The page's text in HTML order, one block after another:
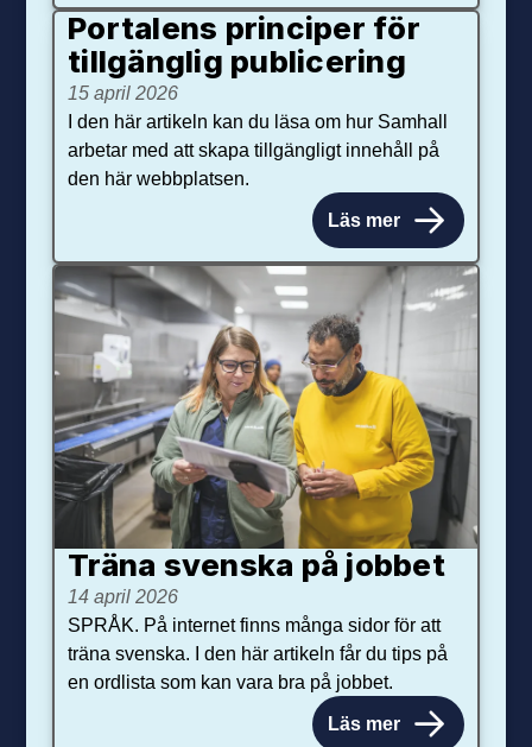
Portalens principer för
tillgänglig publicering
15 april 2026
I den här artikeln kan du läsa om hur Samhall
arbetar med att skapa tillgängligt innehåll på
den här webbplatsen.
Läs mer
Träna svenska på jobbet
14 april 2026
SPRÅK. På internet finns många sidor för att
träna svenska. I den här artikeln får du tips på
en ordlista som kan vara bra på jobbet.
Läs mer